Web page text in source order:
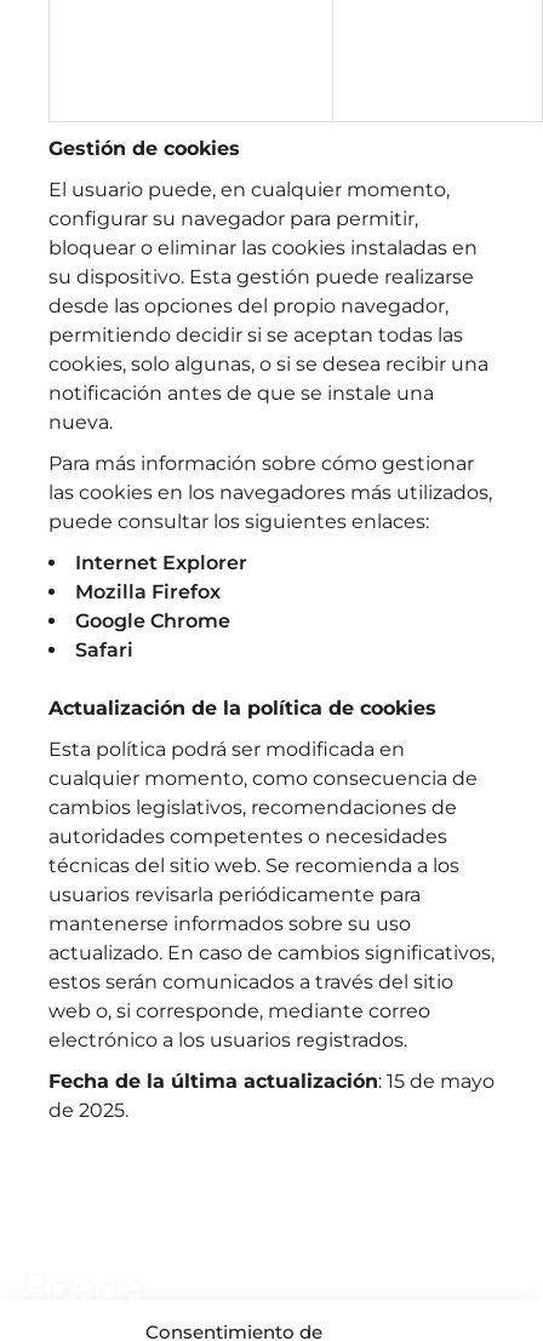
Consentimiento de
Gestión de cookies
El usuario puede, en cualquier momento,
configurar su navegador para permitir,
bloquear o eliminar las cookies instaladas en
su dispositivo. Esta gestión puede realizarse
desde las opciones del propio navegador,
permitiendo decidir si se aceptan todas las
cookies, solo algunas, o si se desea recibir una
notificación antes de que se instale una
nueva.
Para más información sobre cómo gestionar
las cookies en los navegadores más utilizados,
puede consultar los siguientes enlaces:
Internet Explorer
Mozilla Firefox
Google Chrome
Safari
Actualización de la política de cookies
Esta política podrá ser modificada en
cualquier momento, como consecuencia de
cambios legislativos, recomendaciones de
autoridades competentes o necesidades
técnicas del sitio web. Se recomienda a los
usuarios revisarla periódicamente para
mantenerse informados sobre su uso
actualizado. En caso de cambios significativos,
estos serán comunicados a través del sitio
web o, si corresponde, mediante correo
electrónico a los usuarios registrados.
Fecha de la última actualización: 15 de mayo
de 2025.